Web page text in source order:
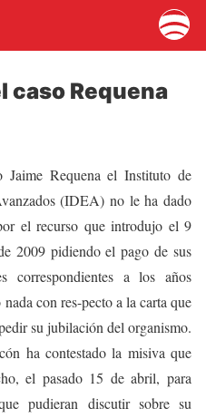
caso Requena
Requena el Instituto de
(IDEA) no le ha dado
el recurso que introdujo el 9
2009 pidiendo el pago de sus
correspondientes a los años
con res-pecto a la carta que
su jubilación del organismo.
ha contestado la misiva que
el pasado 15 de abril, para
pudieran discutir sobre su